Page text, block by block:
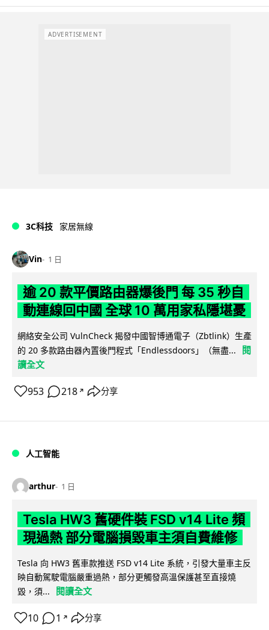
ADVERTISEMENT
3C科技 家居無線
Vin 1 日
逾 20 款平價路由器爆後門 每 35 秒自
動連線回中國 全球 10 萬用家私隱堪憂
網絡安全公司 VulnCheck 揭發中國智博通電子（Zbtlink）生產
的 20 多款路由器內置後門程式「Endlessdoors」（無盡...
閱
讀全文
953 218 ↗ 分享
人工智能
arthur 1 日
Tesla HW3 舊硬件裝 FSD v14 Lite 頻
現過熱 部分電腦損毀車主須自費維修
Tesla 向 HW3 舊車款推送 FSD v14 Lite 系統，引發大量車主反
映自動駕駛電腦嚴重過熱，部分更觸發高溫保護甚至直接燒
毀，須...
閱讀全文
10 1 ↗ 分享